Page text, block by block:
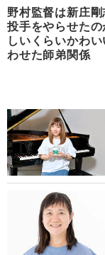
野村監督は新庄
投手をやらせた
しいくらいかわ
わせた師弟関係